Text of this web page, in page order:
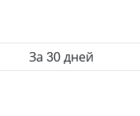
За 30 дней